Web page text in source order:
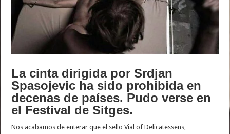
La cinta dirigida por Srdjan
Spasojevic ha sido prohibida en
decenas de países. Pudo verse en
el Festival de Sitges.
Nos acabamos de enterar que el sello Vial of Delicatessens,